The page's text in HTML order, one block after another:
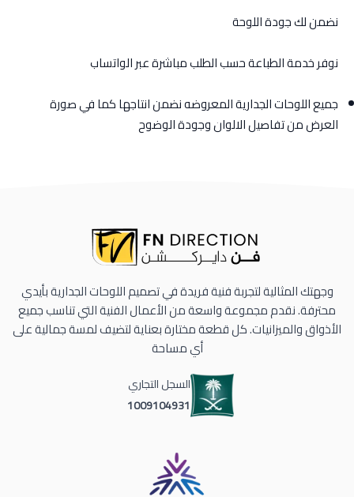
نضمن لك جودة اللوحة
نوفر خدمة الطباعة حسب الطلب مباشرة عبر الواتساب
جميع اللوحات الجدارية المعروضه نضمن انتاجها كما في صورة
العرض من تفاصيل الالوان وجودة الوضوح
وجهتك المثالية لتجربة فنية فريدة في تصميم اللوحات الجدارية بأيدي
محترفة. نقدم مجموعة واسعة من الأعمال الفنية التي تناسب جميع
الأذواق والميزانيات. كل قطعة مختارة بعناية لتضيف لمسة جمالية على
أي مساحة
السجل التجاري
1009104931